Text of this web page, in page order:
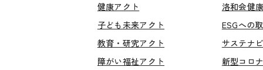
健康アクト
子ども未来アクト
教育・研究アクト
障がい福祉アクト
洛和会健
ESGへの
サステナ
新型コロ